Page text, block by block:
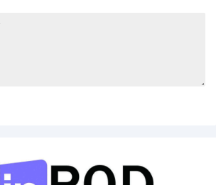
与Rogue Fitness、Rep Fitness等多个
虚构事实的评论攻击时，法律可成为
合约明确双方权责与内容边界